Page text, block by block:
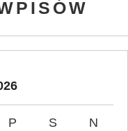
P S
N